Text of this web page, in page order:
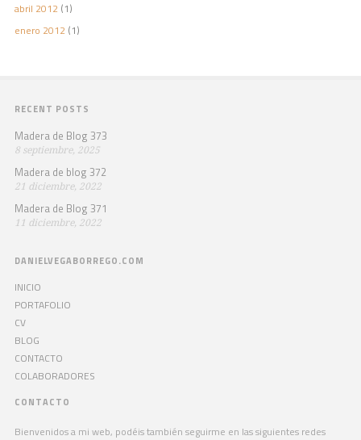
abril 2012 (1)
enero 2012 (1)
RECENT POSTS
Madera de Blog 373
8 septiembre, 2025
Madera de blog 372
21 diciembre, 2022
Madera de Blog 371
11 diciembre, 2022
DANIELVEGABORREGO.COM
INICIO
PORTAFOLIO
CV
BLOG
CONTACTO
COLABORADORES
CONTACTO
Bienvenidos a mi web, podéis también seguirme en las siguientes redes